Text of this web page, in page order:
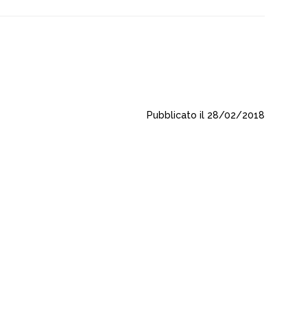
Pubblicato il 28/02/2018